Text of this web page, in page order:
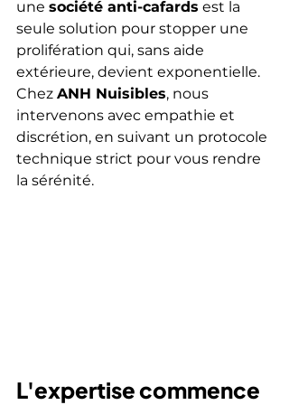
une société anti-cafards est la
seule solution pour stopper une
prolifération qui, sans aide
extérieure, devient exponentielle.
Chez ANH Nuisibles, nous
intervenons avec empathie et
discrétion, en suivant un protocole
technique strict pour vous rendre
la sérénité.
L'expertise commence